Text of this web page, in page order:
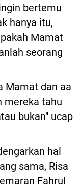
bertemu
hanya itu,
Mamat
seorang
Mamat dan aa
mereka tahu
bukan" ucap
hal
sama, Risa
Fahrul